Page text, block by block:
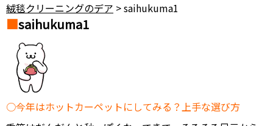
絨毯クリーニングのデア > saihukuma1
saihukuma1
今年はホットカーペットにしてみる？上手な選び方